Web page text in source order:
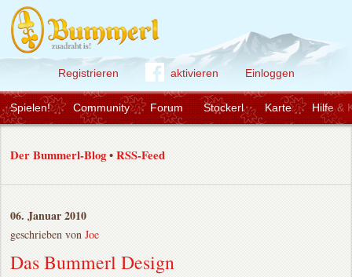
Registrieren aktivieren Einloggen
Community Forum Stockerl Karte Hilfe &
Spielen!
Der Bummerl-Blog•RSS-Feed
06. Januar 2010
geschrieben vonJoe
Das Bummerl Design